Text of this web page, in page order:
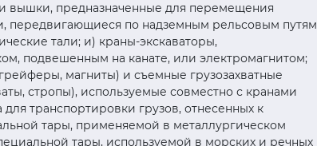
вышки, предназначенные для перемещения
передвигающиеся по надземным рельсовым путям
тали; и) краны-экскаваторы,
подвешенным на канате, или электромагнитом;
магниты) и съемные грузозахватные
стропы), используемые совместно с кранами
транспортировки грузов, отнесенных к
тары, применяемой в металлургическом
тары, используемой в морских и речных